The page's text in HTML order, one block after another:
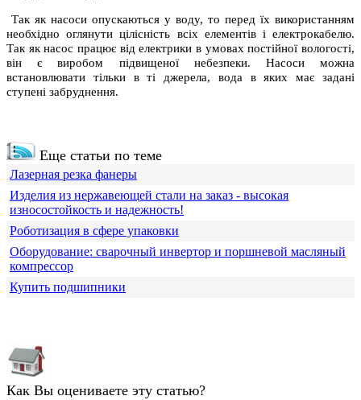
Так як насоси опускаються у воду, то перед їх використанням
необхідно оглянути цілісність всіх елементів і електрокабелю.
Так як насос працює від електрики в умовах постійної вологості,
він є виробом підвищеної небезпеки. Насоси можна
встановлювати тільки в ті джерела, вода в яких має задані
ступені забруднення.
Еще статьи по теме
Лазерная резка фанеры
Изделия из нержавеющей стали на заказ - высокая
износостойкость и надежность!
Роботизация в сфере упаковки
Оборудование: сварочный инвертор и поршневой масляный
компрессор
Купить подшипники
Как Вы оцениваете эту статью?